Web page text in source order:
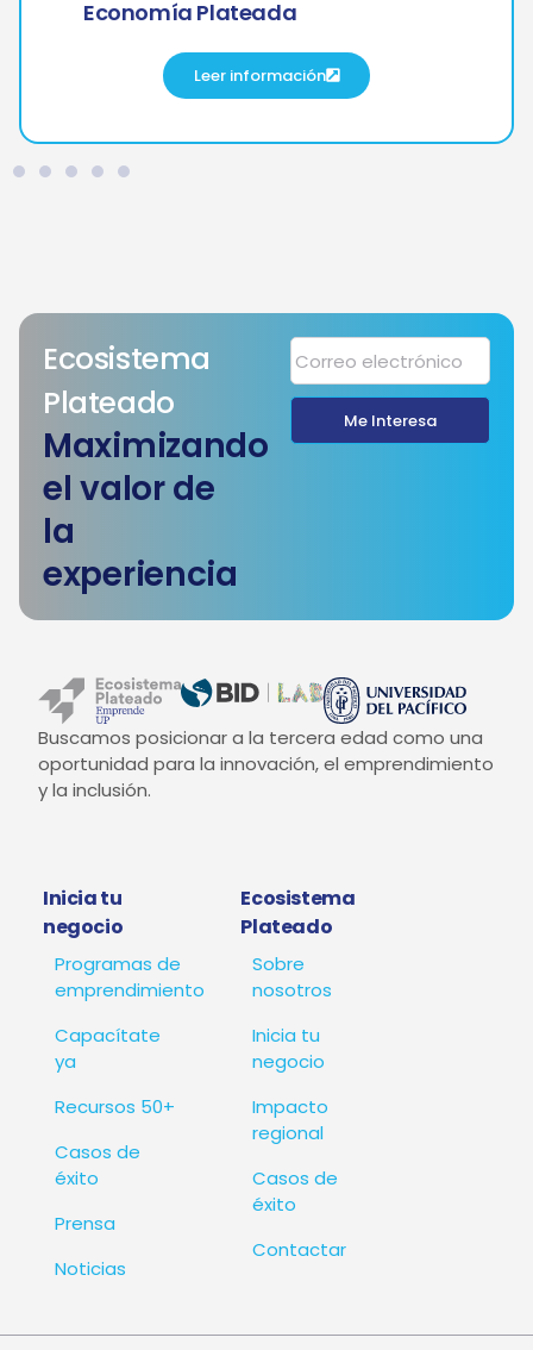
Economía Plateada
Leer información
Ecosistema
Plateado
Maximizando
el valor de
la
experiencia
Me Interesa
Buscamos posicionar a la tercera edad como una
oportunidad para la innovación, el emprendimiento
y la inclusión.
Inicia tu
negocio
Programas de
emprendimiento
Capacítate
ya
Recursos 50+
Casos de
éxito
Prensa
Noticias
Ecosistema
Plateado
Sobre
nosotros
Inicia tu
negocio
Impacto
regional
Casos de
éxito
Contactar